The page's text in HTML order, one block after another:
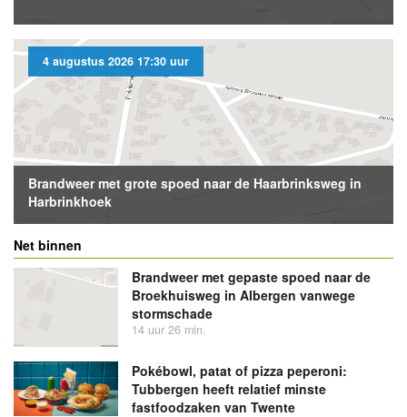
4 augustus 2026 17:30 uur
Brandweer met grote spoed naar de Haarbrinksweg in
Harbrinkhoek
Net binnen
Brandweer met gepaste spoed naar de
Broekhuisweg in Albergen vanwege
stormschade
14 uur 26 min.
Pokébowl, patat of pizza peperoni:
Tubbergen heeft relatief minste
fastfoodzaken van Twente